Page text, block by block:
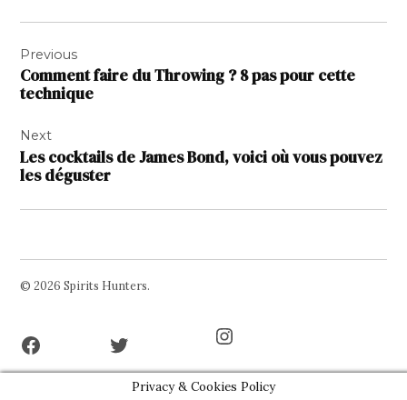
de
l’article
Previous
Comment faire du Throwing ? 8 pas pour cette
technique
Next
Les cocktails de James Bond, voici où vous pouvez
les déguster
© 2026 Spirits Hunters.
Privacy & Cookies Policy